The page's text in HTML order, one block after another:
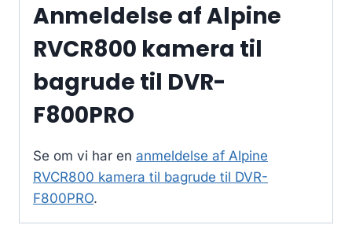
Anmeldelse af Alpine
RVCR800 kamera til
bagrude til DVR-
F800PRO
Se om vi har en anmeldelse af Alpine
RVCR800 kamera til bagrude til DVR-
F800PRO.